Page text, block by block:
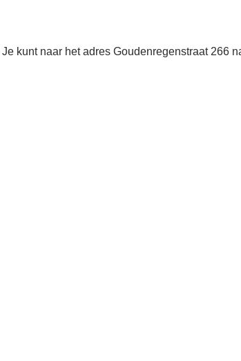
kunt naar het adres Goudenregenstraat 266